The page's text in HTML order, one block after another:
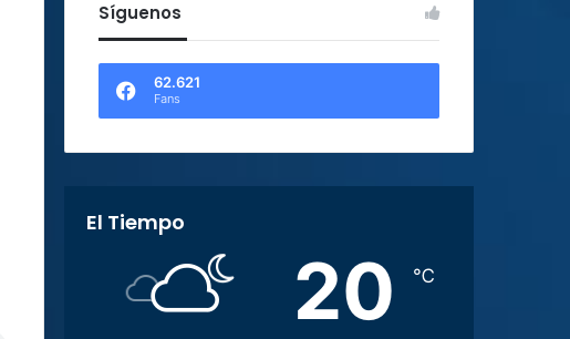
Síguenos
62.621
Fans
El Tiempo
20 ℃